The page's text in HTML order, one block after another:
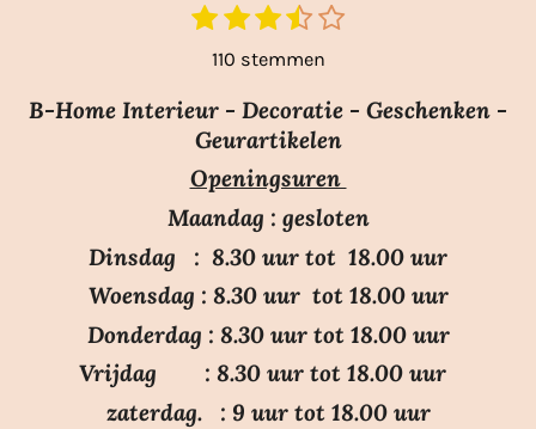
1
e
r
2
s
t
e
r
e
n
3
s
t
e
r
e
n
4
t
e
r
e
n
5
t
e
r
e
n
S
m
110 stemmen
B-Home Interieur - Decoratie - Geschenken -
Geurartikelen
Openingsuren
Maandag : gesloten
Dinsdag : 8.30 uur tot 18.00 uur
Woensdag : 8.30 uur tot 18.00 uur
Donderdag : 8.30 uur tot 18.00 uur
Vrijdag : 8.30 uur tot 18.00 uur
zaterdag. : 9 uur tot 18.00 uur